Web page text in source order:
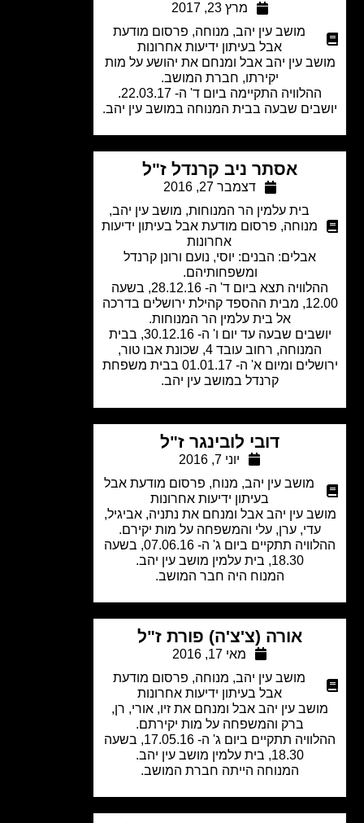
מרץ 23, 2017
מושב עין יהב,מנוחה, פרסום מודעת
אבל בעיתון ידיעות אחרונות
עין יהב אבל ומנחם את יהושע על מות
יקירתו, חברת המושב.
ההלוויה התקיימה ביום ד' ה- 22.03.17.
שבעה בבית המנוחה במושב עין יהב.
אסתר ניב קרנדל ז"ל
דצמבר 27, 2016
בית עלמין הר המנוחות,מושב עין יהב,
מנוחה
פרסום מודעת אבל בעיתון ידיעות
אחרונות
אבלים: הבנים: יוסי, נועם ורונן קרנדל
ומשפחותיהם.
ההלוויה תצא ביום ד' ה- 28.12.16, בשעה
12.00, מבית ההספד קהילת ירושלים בדרכה
אל בית עלמין הר המנוחות.
יושבים שבעה עד יום ו' ה- 30.12.16, בבית
המנוחה, רחוב עובד 4, שכונת אבו טור,
ירושלים ומיום א' ה- 01.01.17 בבית משפחת
קרנדל במושב עין יהב.
דובי לובינגר ז"ל
מושב עין יהב,מנוח,פרסום מודעת אבל
בעיתון ידיעות אחרונות
עין יהב אבל ומנחם את נתניה, אביגיל,
עדי, ערן, עלי והמשפחה על מות יקירם.
ההלוויה תתקיים ביום ג' ה- 07.06.16, בשעה
המנוח היה חבר המושב.
אורה (צ'צ'ה) פורת ז"ל
מאי 17, 2016
מושב עין יהב,מנוחה, פרסום מודעת
אבל בעיתון ידיעות אחרונות
עין יהב אבל ומנחם את זיו, אורי, רן,
ברק והמשפחה על מות יקירתם.
ההלוויה תתקיים ביום ג' ה- 17.05.16, בשעה
המנוחה הייתה חברת המושב.